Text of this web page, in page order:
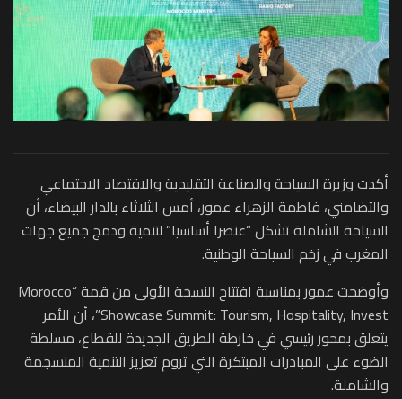
أكدت وزيرة السياحة والصناعة التقليدية والاقتصاد الاجتماعي
والتضامني، فاطمة الزهراء عمور، أمس الثلاثاء بالدار البيضاء، أن
السياحة الشاملة تشكل “عنصرا أساسيا” لتنمية ودمج جميع جهات
المغرب في زخم السياحة الوطنية.
وأوضحت عمور بمناسبة افتتاح النسخة الأولى من قمة “Morocco
Showcase Summit: Tourism, Hospitality, Invest”، أن الأمر
يتعلق بمحور رئيسي في خارطة الطريق الجديدة للقطاع، مسلطة
الضوء على المبادرات المبتكرة التي تروم تعزيز التنمية المنسجمة
والشاملة.